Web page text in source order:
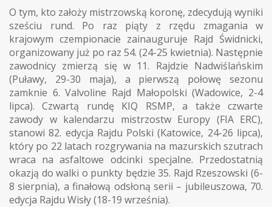
O tym, kto założy mistrzowską koronę, zdecydują wyniki
sześciu rund. Po raz piąty z rzędu zmagania w
krajowym czempionacie zainauguruje Rajd Świdnicki,
organizowany już po raz 54. (24-25 kwietnia). Następnie
zawodnicy zmierzą się w 11. Rajdzie Nadwiślańskim
(Puławy, 29-30 maja), a pierwszą połowę sezonu
zamknie 6. Valvoline Rajd Małopolski (Wadowice, 2-4
lipca). Czwartą rundę KIQ RSMP, a także czwarte
zawody w kalendarzu mistrzostw Europy (FIA ERC),
stanowi 82. edycja Rajdu Polski (Katowice, 24-26 lipca),
który po 22 latach rozgrywania na mazurskich szutrach
wraca na asfaltowe odcinki specjalne. Przedostatnią
okazją do walki o punkty będzie 35. Rajd Rzeszowski (6-
8 sierpnia), a finałową odsłoną serii – jubileuszowa, 70.
edycja Rajdu Wisły (18-19 września).